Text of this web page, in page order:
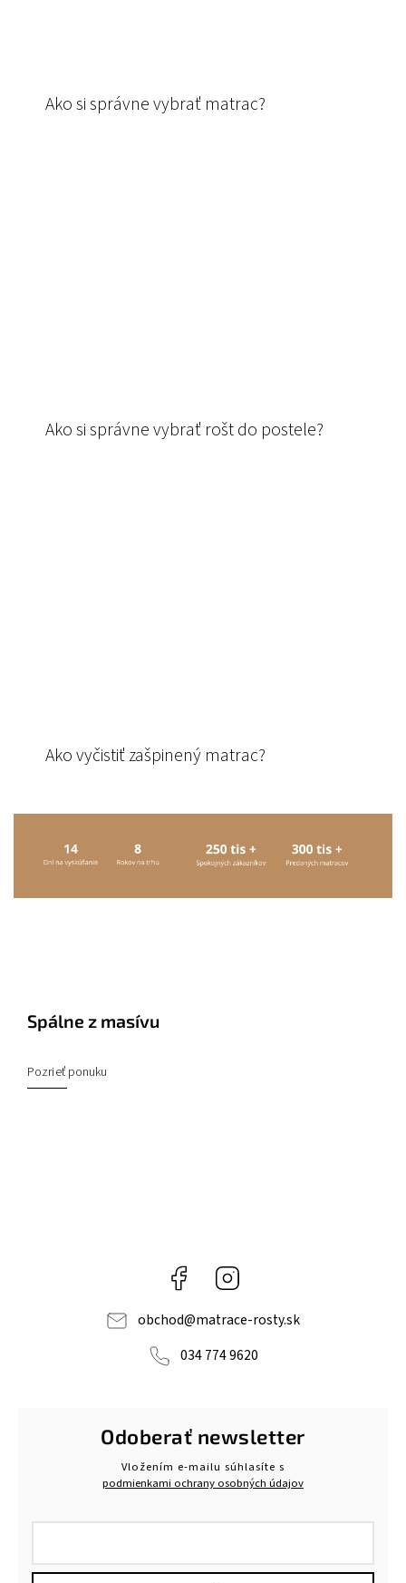
Ako si správne vybrať matrac?
Ako si správne vybrať rošt do postele?
Ako vyčistiť zašpinený matrac?
Spálne z masívu
Pozrieť ponuku
Facebook
obchod@matrace-rosty.sk
034 774 9620
Odoberať newsletter
Vložením e-mailu súhlasíte s
podmienkami ochrany osobných údajov